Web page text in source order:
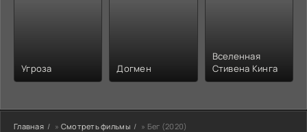
Угроза Догмен
Вселенная
Стивена Кинга
Главная » Смотреть фильмы » Бег (2020)